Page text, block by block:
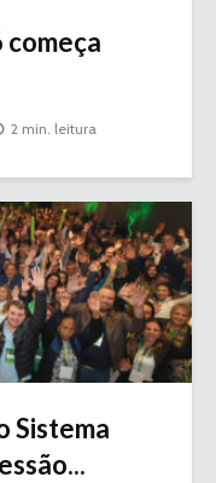
começa
2 min. leitura
Sistema